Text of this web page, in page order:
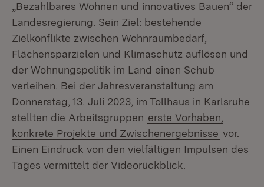
„Bezahlbares Wohnen und innovatives Bauen“ der
Landesregierung. Sein Ziel: bestehende
Zielkonflikte zwischen Wohnraumbedarf,
Flächensparzielen und Klimaschutz auflösen und
der Wohnungspolitik im Land einen Schub
verleihen. Bei der Jahresveranstaltung am
Donnerstag, 13. Juli 2023, im Tollhaus in Karlsruhe
stellten die Arbeitsgruppen erste Vorhaben,
konkrete Projekte und Zwischenergebnisse vor.
Einen Eindruck von den vielfältigen Impulsen des
Tages vermittelt der Videorückblick.